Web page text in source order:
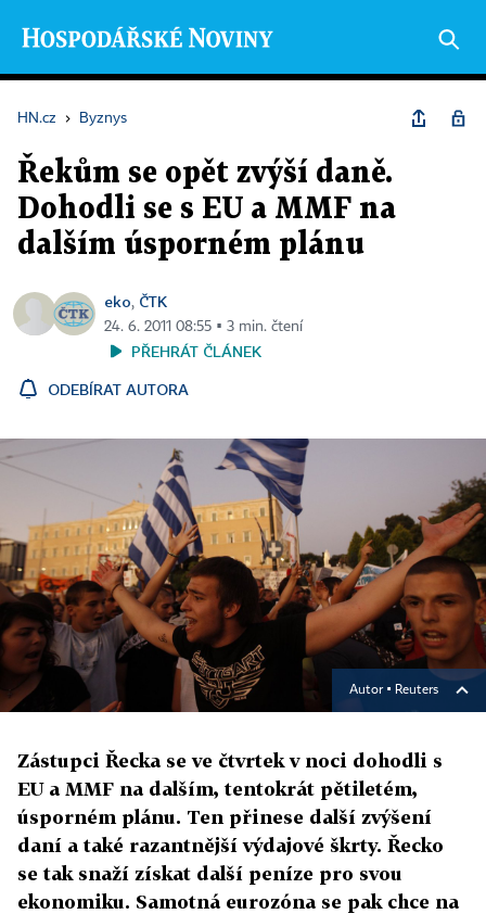
HN.cz › Byznys
Řekům se opět zvýší daně.
Dohodli se s EU a MMF na
dalším úsporném plánu
eko, ČTK
24. 6. 2011 08:55 ▪ 3 min. čtení
PŘEHRÁT ČLÁNEK
ODEBÍRAT AUTORA
Autor ▪ Reuters
Zástupci Řecka se ve čtvrtek v noci dohodli s
EU a MMF na dalším, tentokrát pětiletém,
úsporném plánu. Ten přinese další zvýšení
daní a také razantnější výdajové škrty. Řecko
se tak snaží získat další peníze pro svou
ekonomiku. Samotná eurozóna se pak chce na